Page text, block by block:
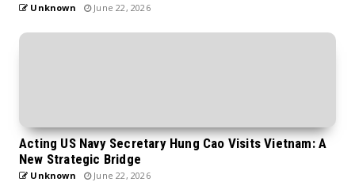
Unknown June 22, 2026
Acting US Navy Secretary Hung Cao Visits Vietnam: A
New Strategic Bridge
Unknown June 22, 2026